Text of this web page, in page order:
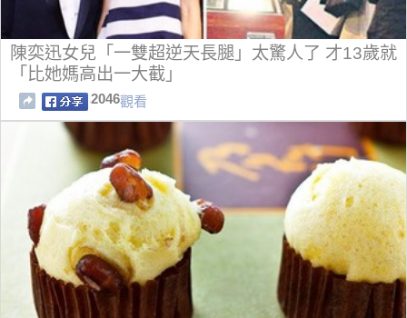
陳奕迅女兒「一雙超逆天長腿」太驚人了 才13歲就
「比她媽高出一大截」
2046觀看